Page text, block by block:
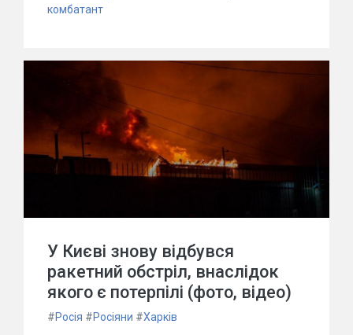
комбатант
У Києві знову відбувся
ракетний обстріл, внаслідок
якого є потерпілі (фото, відео)
#Росія #Росіяни #Харків